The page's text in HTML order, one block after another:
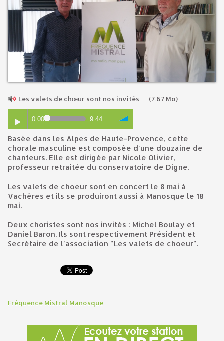
Les valets de chœur sont nos invités… (7.67 Mo)
0:00 9:44
Basée dans les Alpes de Haute-Provence, cette
chorale masculine est composée d'une douzaine de
chanteurs. Elle est dirigée par Nicole Olivier,
professeur retraitée du conservatoire de Digne.
Les valets de choeur sont en concert le 8 mai à
Vachères et ils se produiront aussi à Manosque le 18
mai.
Deux choristes sont nos invités : Michel Boulay et
Daniel Baron. Ils sont respectivement Président et
Secrétaire de l'association "Les valets de choeur".
Fréquence Mistral Manosque